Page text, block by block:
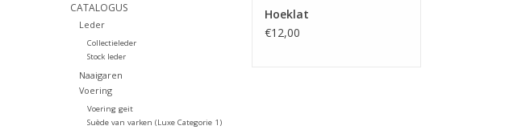
CATALOGUS
Leder
Collectieleder
Stock leder
Naaigaren
Voering
Voering geit
Suède van varken (Luxe Categorie 1)
Hoeklat
€12,00